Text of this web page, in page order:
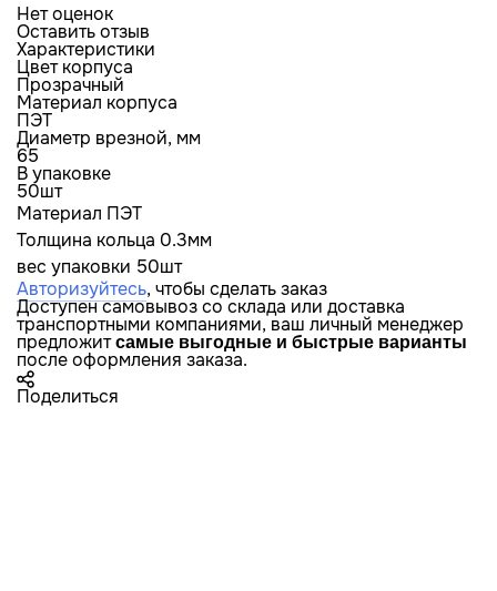
Нет оценок
Оставить отзыв
Характеристики
Цвет корпуса
Прозрачный
Материал корпуса
ПЭТ
Диаметр врезной, мм
65
В упаковке
50шт
Материал ПЭТ
Толщина кольца 0.3мм
вес упаковки 50шт
Авторизуйтесь, чтобы сделать заказ
Доступен самовывоз со склада или доставка
транспортными компаниями, ваш личный менеджер
предложитсамые выгодные и быстрые варианты
после оформления заказа.
Поделиться